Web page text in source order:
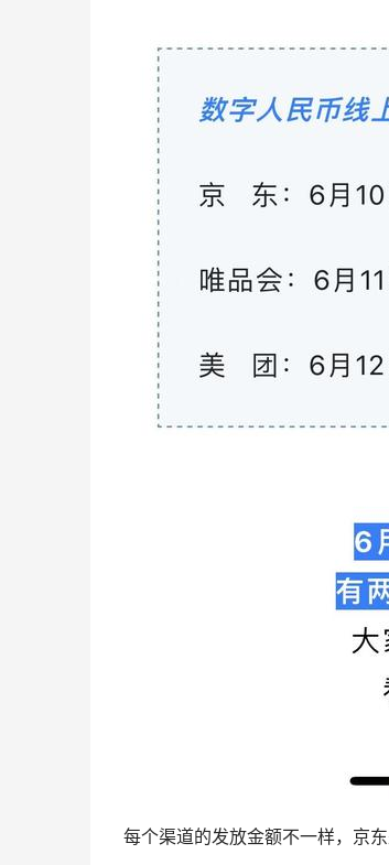
每个渠道的发放金额不一样，京